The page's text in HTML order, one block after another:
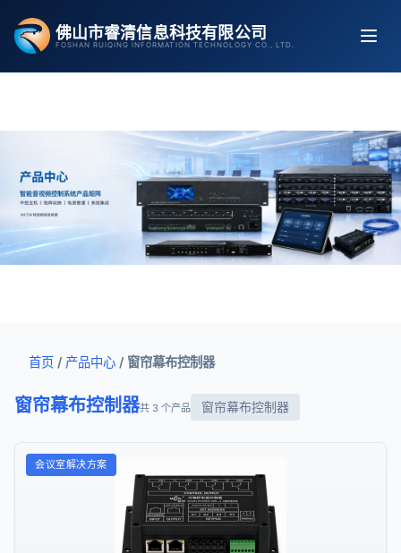
容
佛山市睿清信息科技有限公司
FOSHAN RUIQING INFORMATION TECHNOLOGY CO., LTD.
首页 / 产品中心 / 窗帘幕布控制器
窗帘幕布控制器共 3 个产品 窗帘幕布控制器
会议室解决方案